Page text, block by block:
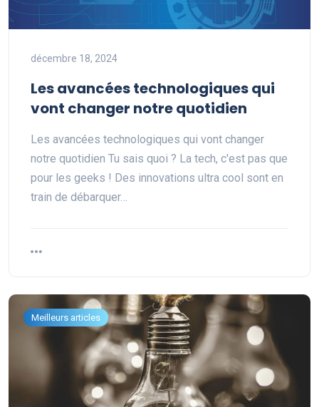
décembre 18, 2024
Les avancées technologiques qui
vont changer notre quotidien
Les avancées technologiques qui vont changer
notre quotidien Tu sais quoi ? La tech, c'est pas que
pour les geeks ! Des innovations ultra cool sont en
train de débarquer…
Meilleurs articles